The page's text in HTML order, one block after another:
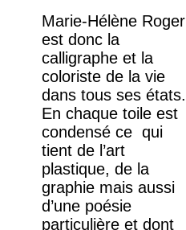
Marie-Hélène Roger
est donc la
calligraphe et la
coloriste de la vie
dans tous ses états.
En chaque toile est
condensé ce qui
tient de l’art
plastique, de la
graphie mais aussi
d’une poésie
particulière et dont